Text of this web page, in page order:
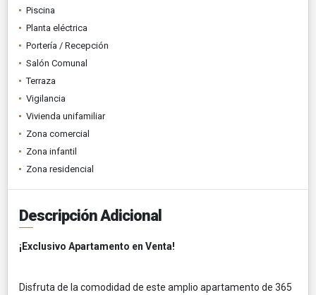
Piscina
Planta eléctrica
Portería / Recepción
Salón Comunal
Terraza
Vigilancia
Vivienda unifamiliar
Zona comercial
Zona infantil
Zona residencial
Descripción Adicional
¡Exclusivo Apartamento en Venta!
Disfruta de la comodidad de este amplio apartamento de 365